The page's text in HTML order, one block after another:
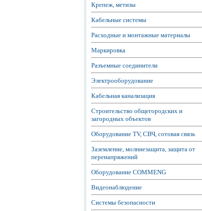
Крепеж, метизы
Кабельные системы
Расходные и монтажные материалы
Маркировка
Разъемные соединители
Электрооборудование
Кабельная канализация
Строительство общегородских и
загородных объектов
Оборудование TV, СВЧ, сотовая связь
Заземление, молниезащита, защита от
перенапряжений
Оборудование COMMENG
Видеонаблюдение
Системы безопасности